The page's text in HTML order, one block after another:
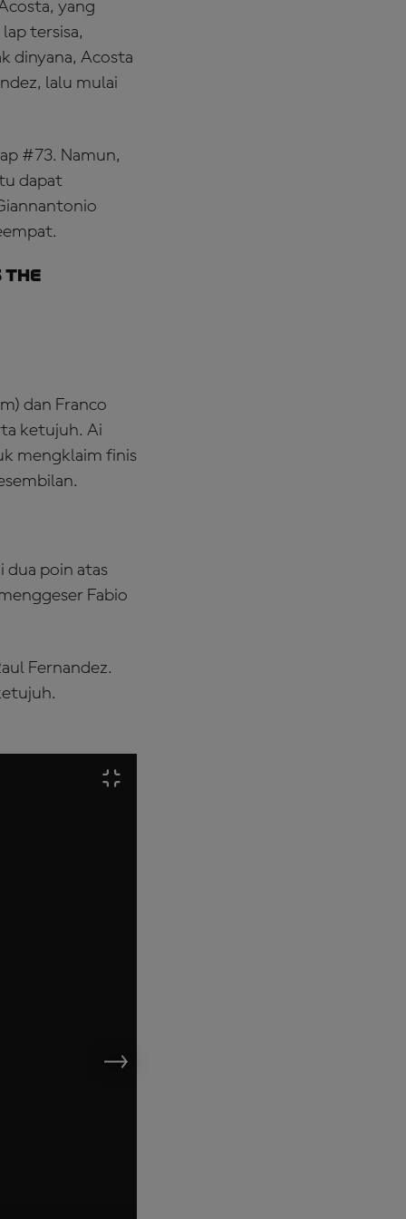
yang
tersisa,
dinyana, Acosta
lalu mulai
#73. Namun,
dapat
the
dan Franco
ketujuh. Ai
mengklaim finis
dua poin atas
Fabio
Fernandez.